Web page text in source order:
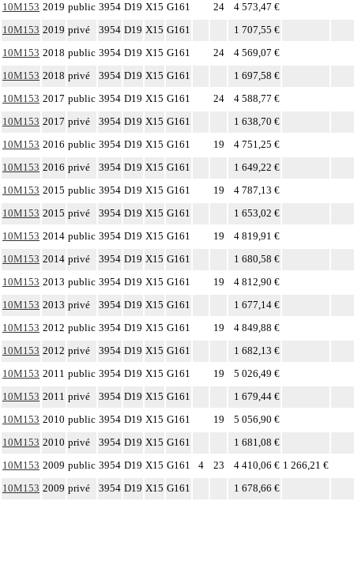
10M153 2019 public 3954 D19 X15 G161 24
4 573,47 €
10M153 2019 privé 3954 D19 X15 G161
1 707,55 €
10M153 2018 public 3954 D19 X15 G161 24
4 569,07 €
10M153 2018 privé 3954 D19 X15 G161
1 697,58 €
10M153 2017 public 3954 D19 X15 G161 24
4 588,77 €
10M153 2017 privé 3954 D19 X15 G161
1 638,70 €
10M153 2016 public 3954 D19 X15 G161 19
4 751,25 €
10M153 2016 privé 3954 D19 X15 G161
1 649,22 €
10M153 2015 public 3954 D19 X15 G161 19
4 787,13 €
10M153 2015 privé 3954 D19 X15 G161
1 653,02 €
10M153 2014 public 3954 D19 X15 G161 19
4 819,91 €
10M153 2014 privé 3954 D19 X15 G161
1 680,58 €
10M153 2013 public 3954 D19 X15 G161 19
4 812,90 €
10M153 2013 privé 3954 D19 X15 G161
1 677,14 €
10M153 2012 public 3954 D19 X15 G161 19
4 849,88 €
10M153 2012 privé 3954 D19 X15 G161
1 682,13 €
10M153 2011 public 3954 D19 X15 G161 19
5 026,49 €
10M153 2011 privé 3954 D19 X15 G161
1 679,44 €
10M153 2010 public 3954 D19 X15 G161 19
5 056,90 €
10M153 2010 privé 3954 D19 X15 G161
1 681,08 €
10M153 2009 public 3954 D19 X15 G161 4 23 4 410,06 € 1 266,21 €
10M153 2009 privé 3954 D19 X15 G161 1 678,66 €